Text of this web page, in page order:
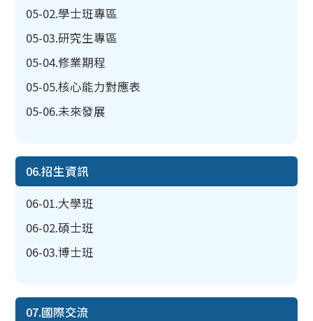
05-02.學士班專區
05-03.研究生專區
05-04.修業期程
05-05.核心能力對應表
05-06.未來發展
06.招生資訊
06-01.大學班
06-02.碩士班
06-03.博士班
07.國際交流